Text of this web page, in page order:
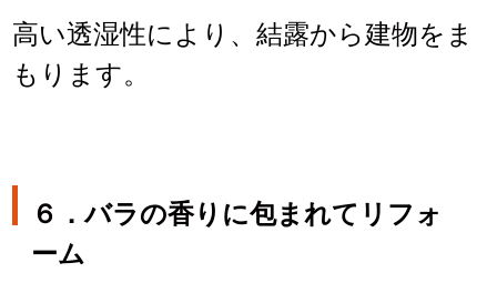
高い透湿性により、結露から建物をま
もります。
６．バラの香りに包まれてリフォ
ーム